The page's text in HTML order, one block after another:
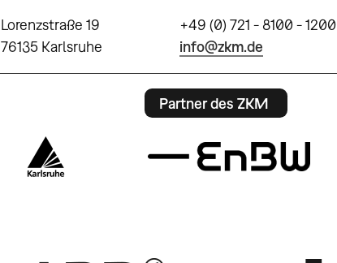
Lorenzstraße 19
76135 Karlsruhe
+49 (0) 721 - 8100 - 1200
info@zkm.de
Partner des ZKM